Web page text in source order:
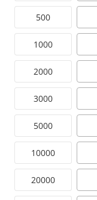
500
1000
2000
3000
5000
10000
20000